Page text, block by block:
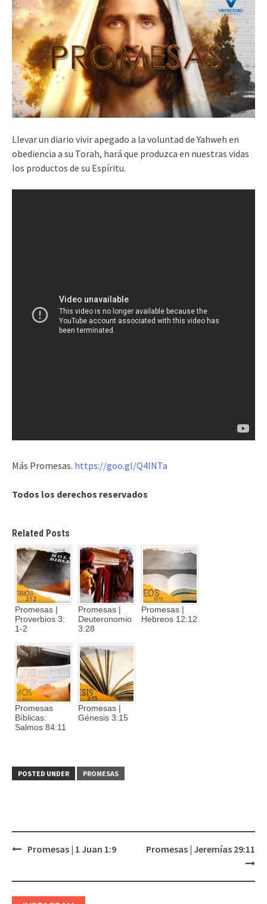
Llevar un diario vivir apegado a la voluntad de Yahweh en
obediencia a su Torah, hará que produzca en nuestras vidas
los productos de su Espíritu.
Más Promesas. https://goo.gl/Q4lNTa
Todos los derechos reservados
Related Posts
Promesas |
Proverbios 3:
1-2
Promesas |
Deuteronomio
3:28
Promesas |
Hebreos 12:12
Promesas
Bíblicas:
Salmos 84:11
Promesas |
Génesis 3:15
POSTED UNDER PROMESAS
Promesas | 1 Juan 1:9 Promesas | Jeremías 29:11